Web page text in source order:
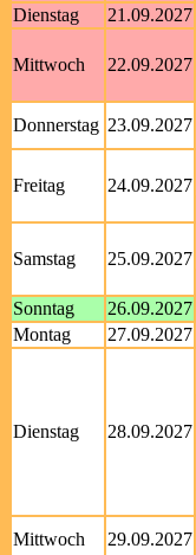
Dienstag
21.09.2027
Mittwoch 22.09.2027
Donnerstag 23.09.2027
Freitag 24.09.2027
Samstag 25.09.2027
Sonntag
26.09.2027
Montag
27.09.2027
Dienstag 28.09.2027
Mittwoch
29.09.2027